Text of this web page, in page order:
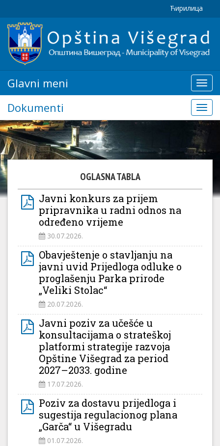
Ћирилица
Glavni
meni
Glavni meni
Dokumenti
OGLASNA TABLA
Javni konkurs za prijem
pripravnika u radni odnos na
određeno vrijeme
30.07.2026.
Obavještenje o stavljanju na
javni uvid Prijedloga odluke o
proglašenju Parka prirode
„Veliki Stolac“
20.07.2026.
Javni poziv za učešće u
konsultacijama o strateškoj
platformi strategije razvoja
Opštine Višegrad za period
2027–2033. godine
17.07.2026.
Poziv za dostavu prijedloga i
sugestija regulacionog plana
„Garča“ u Višegradu
01.07.2026.